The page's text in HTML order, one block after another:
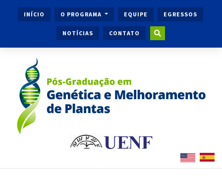
INÍCIO O PROGRAMA EQUIPE EGRESSOS
NOTÍCIAS CONTATO